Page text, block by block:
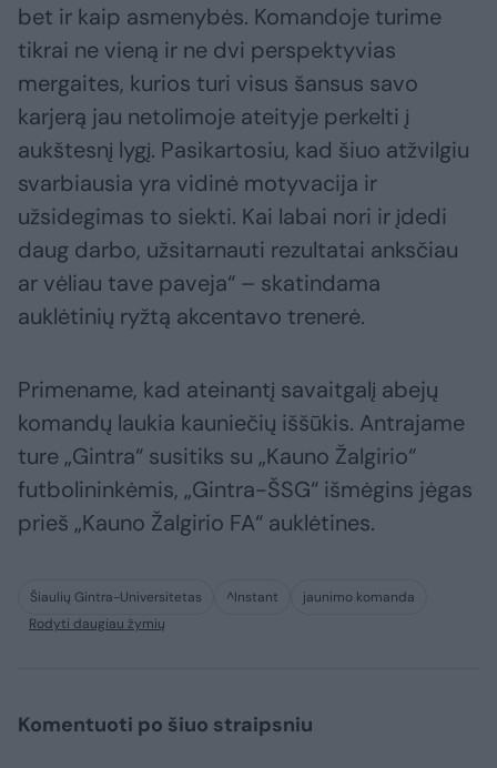
bet ir kaip asmenybės. Komandoje turime
tikrai ne vieną ir ne dvi perspektyvias
mergaites, kurios turi visus šansus savo
karjerą jau netolimoje ateityje perkelti į
aukštesnį lygį. Pasikartosiu, kad šiuo atžvilgiu
svarbiausia yra vidinė motyvacija ir
užsidegimas to siekti. Kai labai nori ir įdedi
daug darbo, užsitarnauti rezultatai anksčiau
ar vėliau tave paveja“ – skatindama
auklėtinių ryžtą akcentavo trenerė.
Primename, kad ateinantį savaitgalį abejų
komandų laukia kauniečių iššūkis. Antrajame
ture „Gintra“ susitiks su „Kauno Žalgirio“
futbolininkėmis, „Gintra-ŠSG“ išmėgins jėgas
prieš „Kauno Žalgirio FA“ auklėtines.
Šiaulių Gintra-Universitetas ^Instant
jaunimo komanda
Rodyti daugiau žymių
Komentuoti po šiuo straipsniu